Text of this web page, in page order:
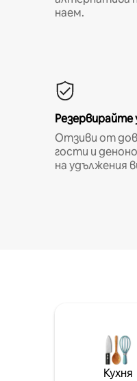
наем.
Резервирайте
Отзиви от
гости и
на удължения
Кухня